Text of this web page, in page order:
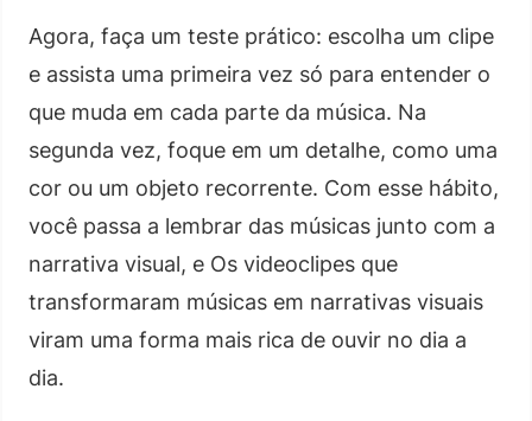
Agora, faça um teste prático: escolha um clipe
e assista uma primeira vez só para entender o
que muda em cada parte da música. Na
segunda vez, foque em um detalhe, como uma
cor ou um objeto recorrente. Com esse hábito,
você passa a lembrar das músicas junto com a
narrativa visual, e Os videoclipes que
transformaram músicas em narrativas visuais
viram uma forma mais rica de ouvir no dia a
dia.